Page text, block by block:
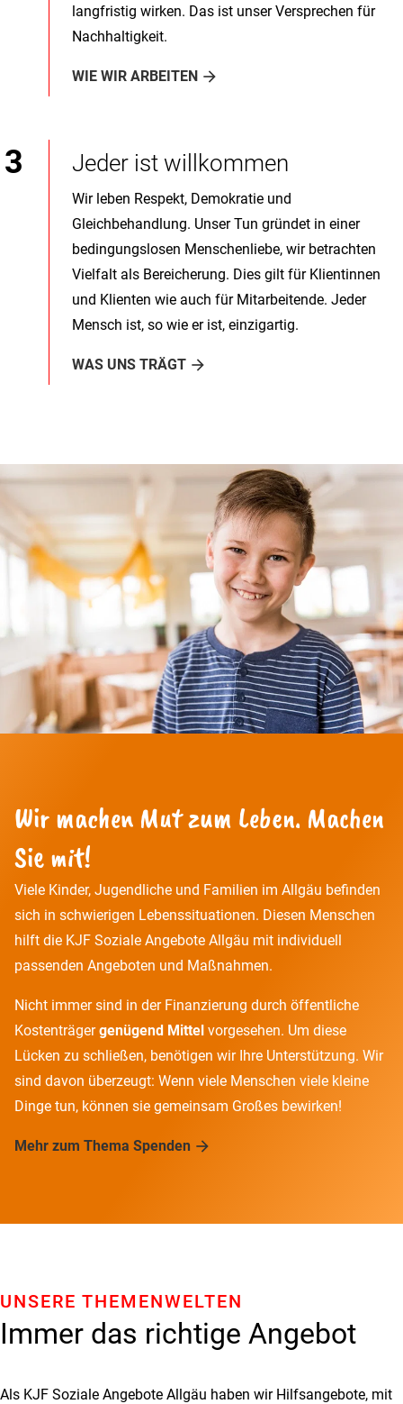
langfristig wirken. Das ist unser Versprechen für
Nachhaltigkeit.
WIE WIR ARBEITEN
Jeder ist willkommen
Wir leben Respekt, Demokratie und
Gleichbehandlung. Unser Tun gründet in einer
bedingungslosen Menschenliebe, wir betrachten
Vielfalt als Bereicherung. Dies gilt für Klientinnen
und Klienten wie auch für Mitarbeitende. Jeder
Mensch ist, so wie er ist, einzigartig.
WAS UNS TRÄGT
Wir machen Mut zum Leben. Machen
Sie mit!
Viele Kinder, Jugendliche und Familien im Allgäu befinden
sich in schwierigen Lebenssituationen. Diesen Menschen
hilft die KJF Soziale Angebote Allgäu mit individuell
passenden Angeboten und Maßnahmen.
Nicht immer sind in der Finanzierung durch öffentliche
Kostenträgergenügend Mittel vorgesehen. Um diese
Lücken zu schließen, benötigen wir Ihre Unterstützung. Wir
sind davon überzeugt: Wenn viele Menschen viele kleine
Dinge tun, können sie gemeinsam Großes bewirken!
Mehr zum Thema Spenden
Immer das richtige Angebot
UNSERE THEMENWELTEN
Als KJF Soziale Angebote Allgäu haben wir Hilfsangebote, mit